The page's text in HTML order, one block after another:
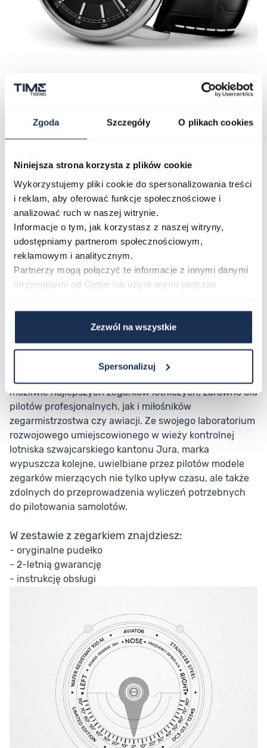
Zgoda Szczegóły O plikach cookies
Niniejsza strona korzysta z plików cookie
Wykorzystujemy pliki cookie do spersonalizowania treści
i reklam, aby oferować funkcje społecznościowe i
analizować ruch w naszej witrynie.
Informacje o tym, jak korzystasz z naszej witryny,
udostępniamy partnerom społecznościowym,
reklamowym i analitycznym.
Partnerzy mogą połączyć te informacje z innymi danymi
otrzymanymi od Ciebie lub uzyskanymi podczas
Zezwól na wszystkie
Spersonalizuj
męskiego zegarka lotniczego Aviator Douglas
wskazówek i prostych indeksów, które to dodatkowo
pokryto świecącą w ciemności powłoką
luminescencyjną SuperLuminova.
Nad indeksem godziny 6 widnieje datownik z którego
odczytasz bieżący dzień miesiąca.
Całość koperty zegarka zaprezentowano na
eleganckim, czarnym pasku z naturalnej skóry cielęcej.
Cechą wyróżniającą go od innych czasomierzy jest
możliwie najlepszych zegarków lotniczych, zarówno dla
pilotów profesjonalnych, jak i miłośników
zegarmistrzostwa czy awiacji. Ze swojego laboratorium
rozwojowego umiejscowionego w wieży kontrolnej
lotniska szwajcarskiego kantonu Jura, marka
wypuszcza kolejne, uwielbiane przez pilotów modele
zegarków mierzących nie tylko upływ czasu, ale także
zdolnych do przeprowadzenia wyliczeń potrzebnych
do pilotowania samolotów.
W zestawie z zegarkiem znajdziesz:
- oryginalne pudełko
- 2-letnią gwarancję
- instrukcję obsługi